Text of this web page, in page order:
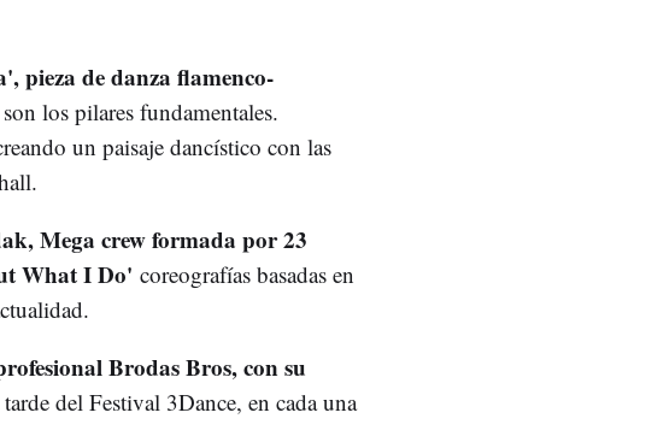
pieza de danza flamenco-
los pilares fundamentales.
un paisaje dancístico con las
Mega crew formada por 23
What I Do' coreografías basadas en
Brodas Bros, con su
del Festival 3Dance, en cada una